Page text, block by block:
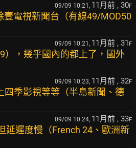
09/09 10:21, 11月前 , 30F
壹電視新聞台（有線49/MOD50
09/09 10:21, 11月前 , 31 F
），幾乎國內的都上了，國外
09/09 10:23, 11月前 , 32F
四季影視等等（半島新聞、德
09/09 10:24, 11月前 , 33F
延遲度慢（French 24、歐洲新